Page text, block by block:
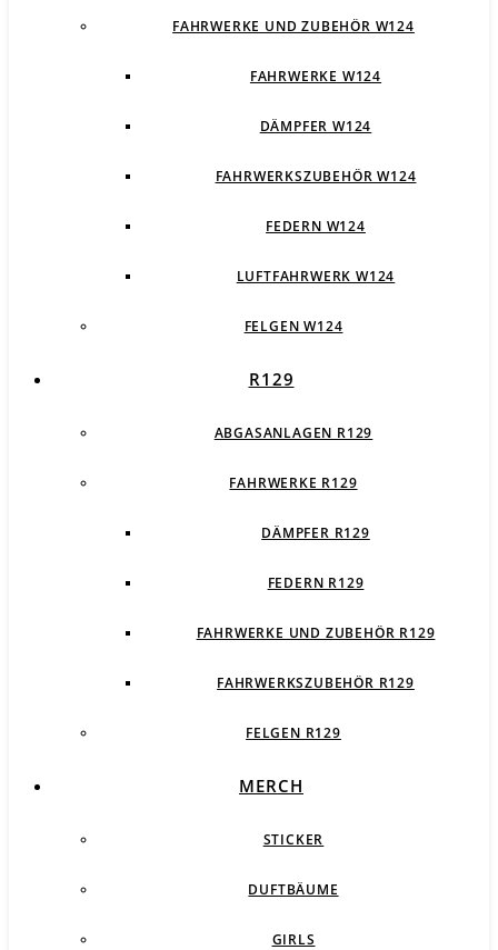
FAHRWERKE UND ZUBEHÖR W124
FAHRWERKE W124
DÄMPFER W124
FAHRWERKSZUBEHÖR W124
FEDERN W124
LUFTFAHRWERK W124
FELGEN W124
R129
ABGASANLAGEN R129
FAHRWERKE R129
DÄMPFER R129
FEDERN R129
FAHRWERKE UND ZUBEHÖR R129
FAHRWERKSZUBEHÖR R129
FELGEN R129
MERCH
STICKER
DUFTBÄUME
GIRLS